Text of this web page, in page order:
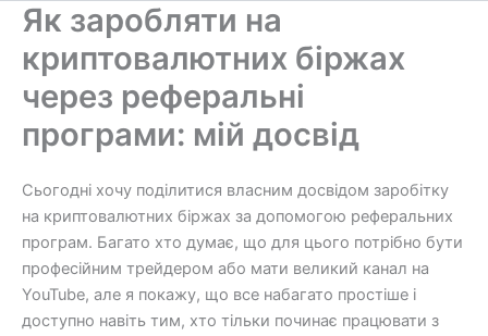
Як заробляти на
криптовалютних біржах
через реферальні
програми: мій досвід
Сьогодні хочу поділитися власним досвідом заробітку
на криптовалютних біржах за допомогою реферальних
програм. Багато хто думає, що для цього потрібно бути
професійним трейдером або мати великий канал на
YouTube, але я покажу, що все набагато простіше і
доступно навіть тим, хто тільки починає працювати з